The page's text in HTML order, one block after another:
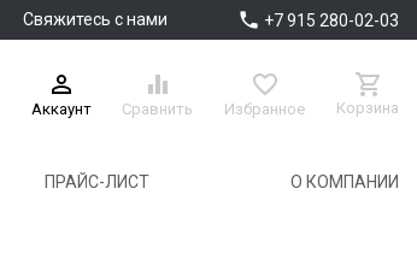
Свяжитесь с нами  +7 915 280-02-03

Аккаунт

Сравнить

Избранное

Корзина
ПРАЙС-ЛИСТ О КОМПАНИИ